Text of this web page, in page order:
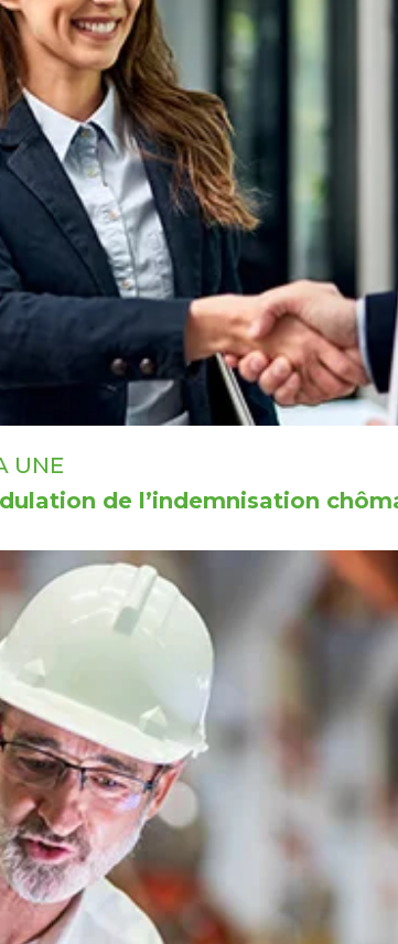
UNE
de l’indemnisation